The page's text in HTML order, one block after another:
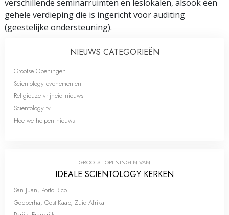
verschillende seminarruimten en leslokalen, alsook een
gehele verdieping die is ingericht voor auditing
(geestelijke ondersteuning).
NIEUWS CATEGORIEËN
Grootse Openingen
Scientology evenementen
Religieuze vrijheid nieuws
Scientology tv
Hoe we helpen nieuws
GROOTSE OPENINGEN VAN
IDEALE SCIENTOLOGY KERKEN
San Juan, Porto Rico
Gqeberha, Oost-Kaap, Zuid-Afrika